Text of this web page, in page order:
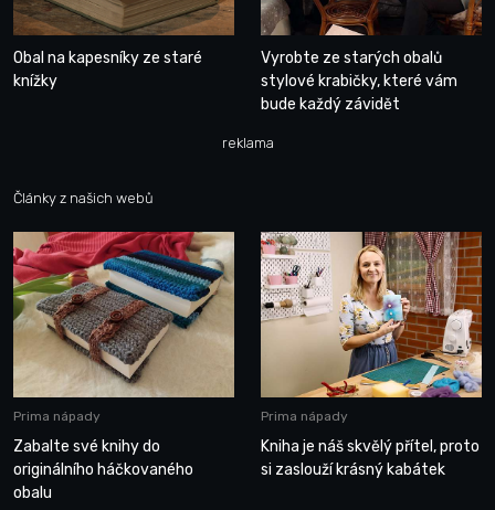
Obal na kapesníky ze staré
knížky
Vyrobte ze starých obalů
stylové krabičky, které vám
bude každý závidět
reklama
Články z našich webů
Prima nápady
Zabalte své knihy do
originálního háčkovaného
obalu
Prima nápady
Kniha je náš skvělý přítel, proto
si zaslouží krásný kabátek